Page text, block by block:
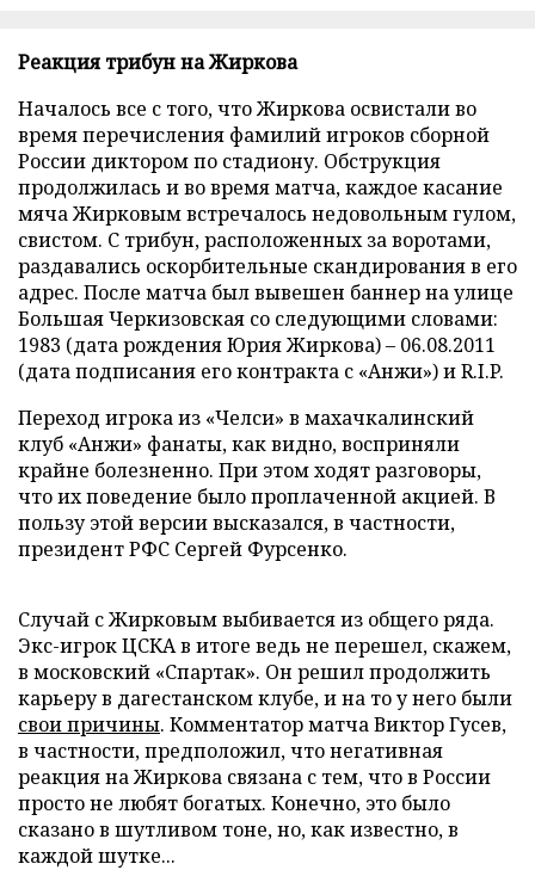
Реакция трибун на Жиркова
Началось все с того, что Жиркова освистали во
время перечисления фамилий игроков сборной
России диктором по стадиону. Обструкция
продолжилась и во время матча, каждое касание
мяча Жирковым встречалось недовольным гулом,
свистом. С трибун, расположенных за воротами,
раздавались оскорбительные скандирования в его
адрес. После матча был вывешен баннер на улице
Большая Черкизовская со следующими словами:
1983 (дата рождения Юрия Жиркова) – 06.08.2011
(дата подписания его контракта с «Анжи») и R.I.P.
Переход игрока из «Челси» в махачкалинский
клуб «Анжи» фанаты, как видно, восприняли
крайне болезненно. При этом ходят разговоры,
что их поведение было проплаченной акцией. В
пользу этой версии высказался, в частности,
президент РФС Сергей Фурсенко.
Случай с Жирковым выбивается из общего ряда.
Экс-игрок ЦСКА в итоге ведь не перешел, скажем,
в московский «Спартак». Он решил продолжить
карьеру в дагестанском клубе, и на то у него были
свои причины. Комментатор матча Виктор Гусев,
в частности, предположил, что негативная
реакция на Жиркова связана с тем, что в России
просто не любят богатых. Конечно, это было
сказано в шутливом тоне, но, как известно, в
каждой шутке...